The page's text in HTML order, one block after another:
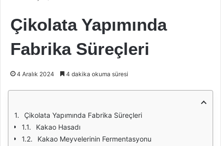
Çikolata Yapımında
Fabrika Süreçleri
4 Aralık 2024 4 dakika okuma süresi
Çikolata Yapımında Fabrika Süreçleri
Kakao Hasadı
Kakao Meyvelerinin Fermentasyonu